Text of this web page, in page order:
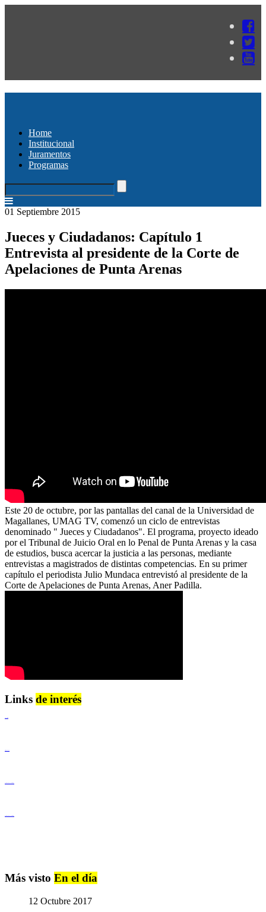
Home
Institucional
Juramentos
Programas
01 Septiembre 2015
Jueces y Ciudadanos: Capítulo 1
Entrevista al presidente de la Corte de
Apelaciones de Punta Arenas
Este 20 de octubre, por las pantallas del canal de la Universidad de
Magallanes, UMAG TV, comenzó un ciclo de entrevistas
denominado " Jueces y Ciudadanos". El programa, proyecto ideado
por el Tribunal de Juicio Oral en lo Penal de Punta Arenas y la casa
de estudios, busca acercar la justicia a las personas, mediante
entrevistas a magistrados de distintas competencias. En su primer
capítulo el periodista Julio Mundaca entrevistó al presidente de la
Corte de Apelaciones de Punta Arenas, Aner Padilla.
Links de interés
Más visto En el día
12 Octubre 2017